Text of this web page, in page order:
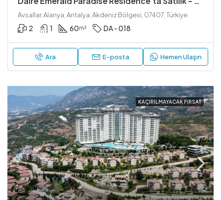
Avsallar, Alanya, Antalya, Akdeniz Bölgesi, 07407, Türkiye
2 1 60m² DA - 018
Ara E-posta Hemen Ulaşın
KAÇIRILMAYACAK FIRSAT